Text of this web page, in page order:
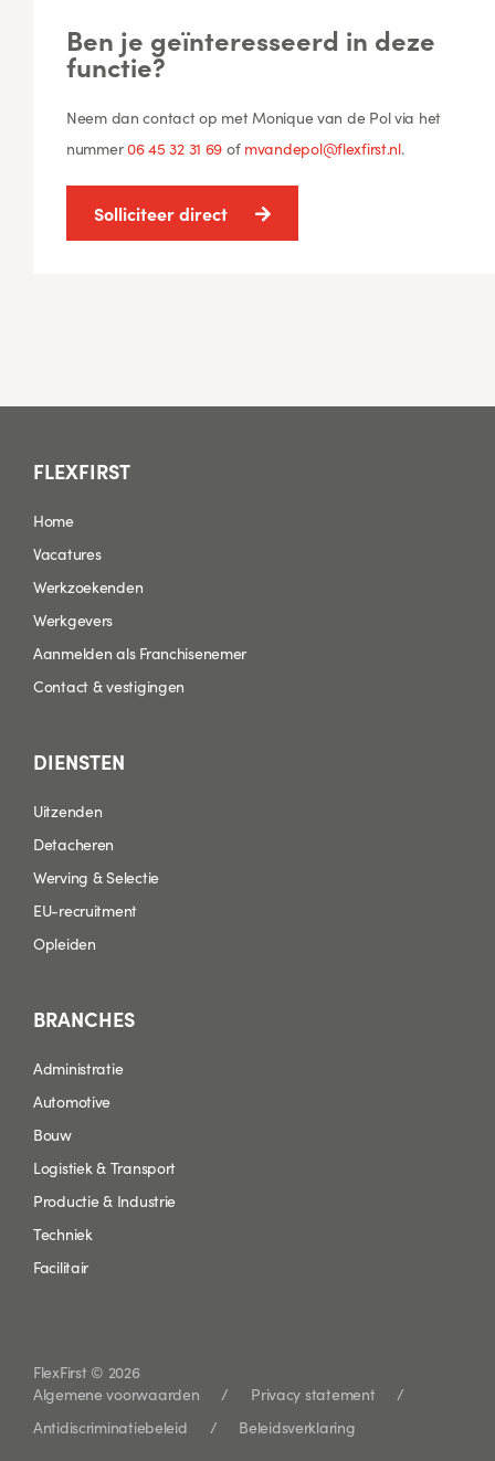
Ben je geïnteresseerd in deze
functie?
Neem dan contact op met Monique van de Pol via het
nummer06 45 32 31 69 of mvandepol@flexfirst.nl.
Solliciteer direct
FLEXFIRST
Home
Vacatures
Werkzoekenden
Werkgevers
Aanmelden als Franchisenemer
Contact & vestigingen
DIENSTEN
Uitzenden
Detacheren
Werving & Selectie
EU-recruitment
Opleiden
BRANCHES
Administratie
Automotive
Bouw
Logistiek & Transport
Productie & Industrie
Techniek
Facilitair
FlexFirst © 2026
Algemene voorwaarden
Privacy statement
Antidiscriminatiebeleid
Beleidsverklaring